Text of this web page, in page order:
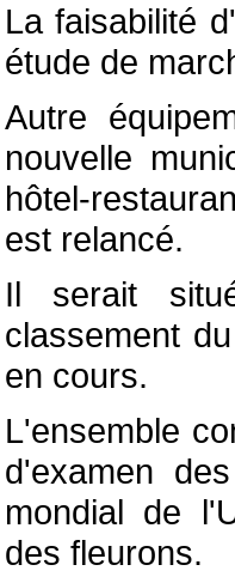
La faisabilité
étude de
Autre
nouvelle
hôtel-
est relancé.
Il serait
classement
en cours.
L'ensemble
d'examen
mondial de
des fleurons.